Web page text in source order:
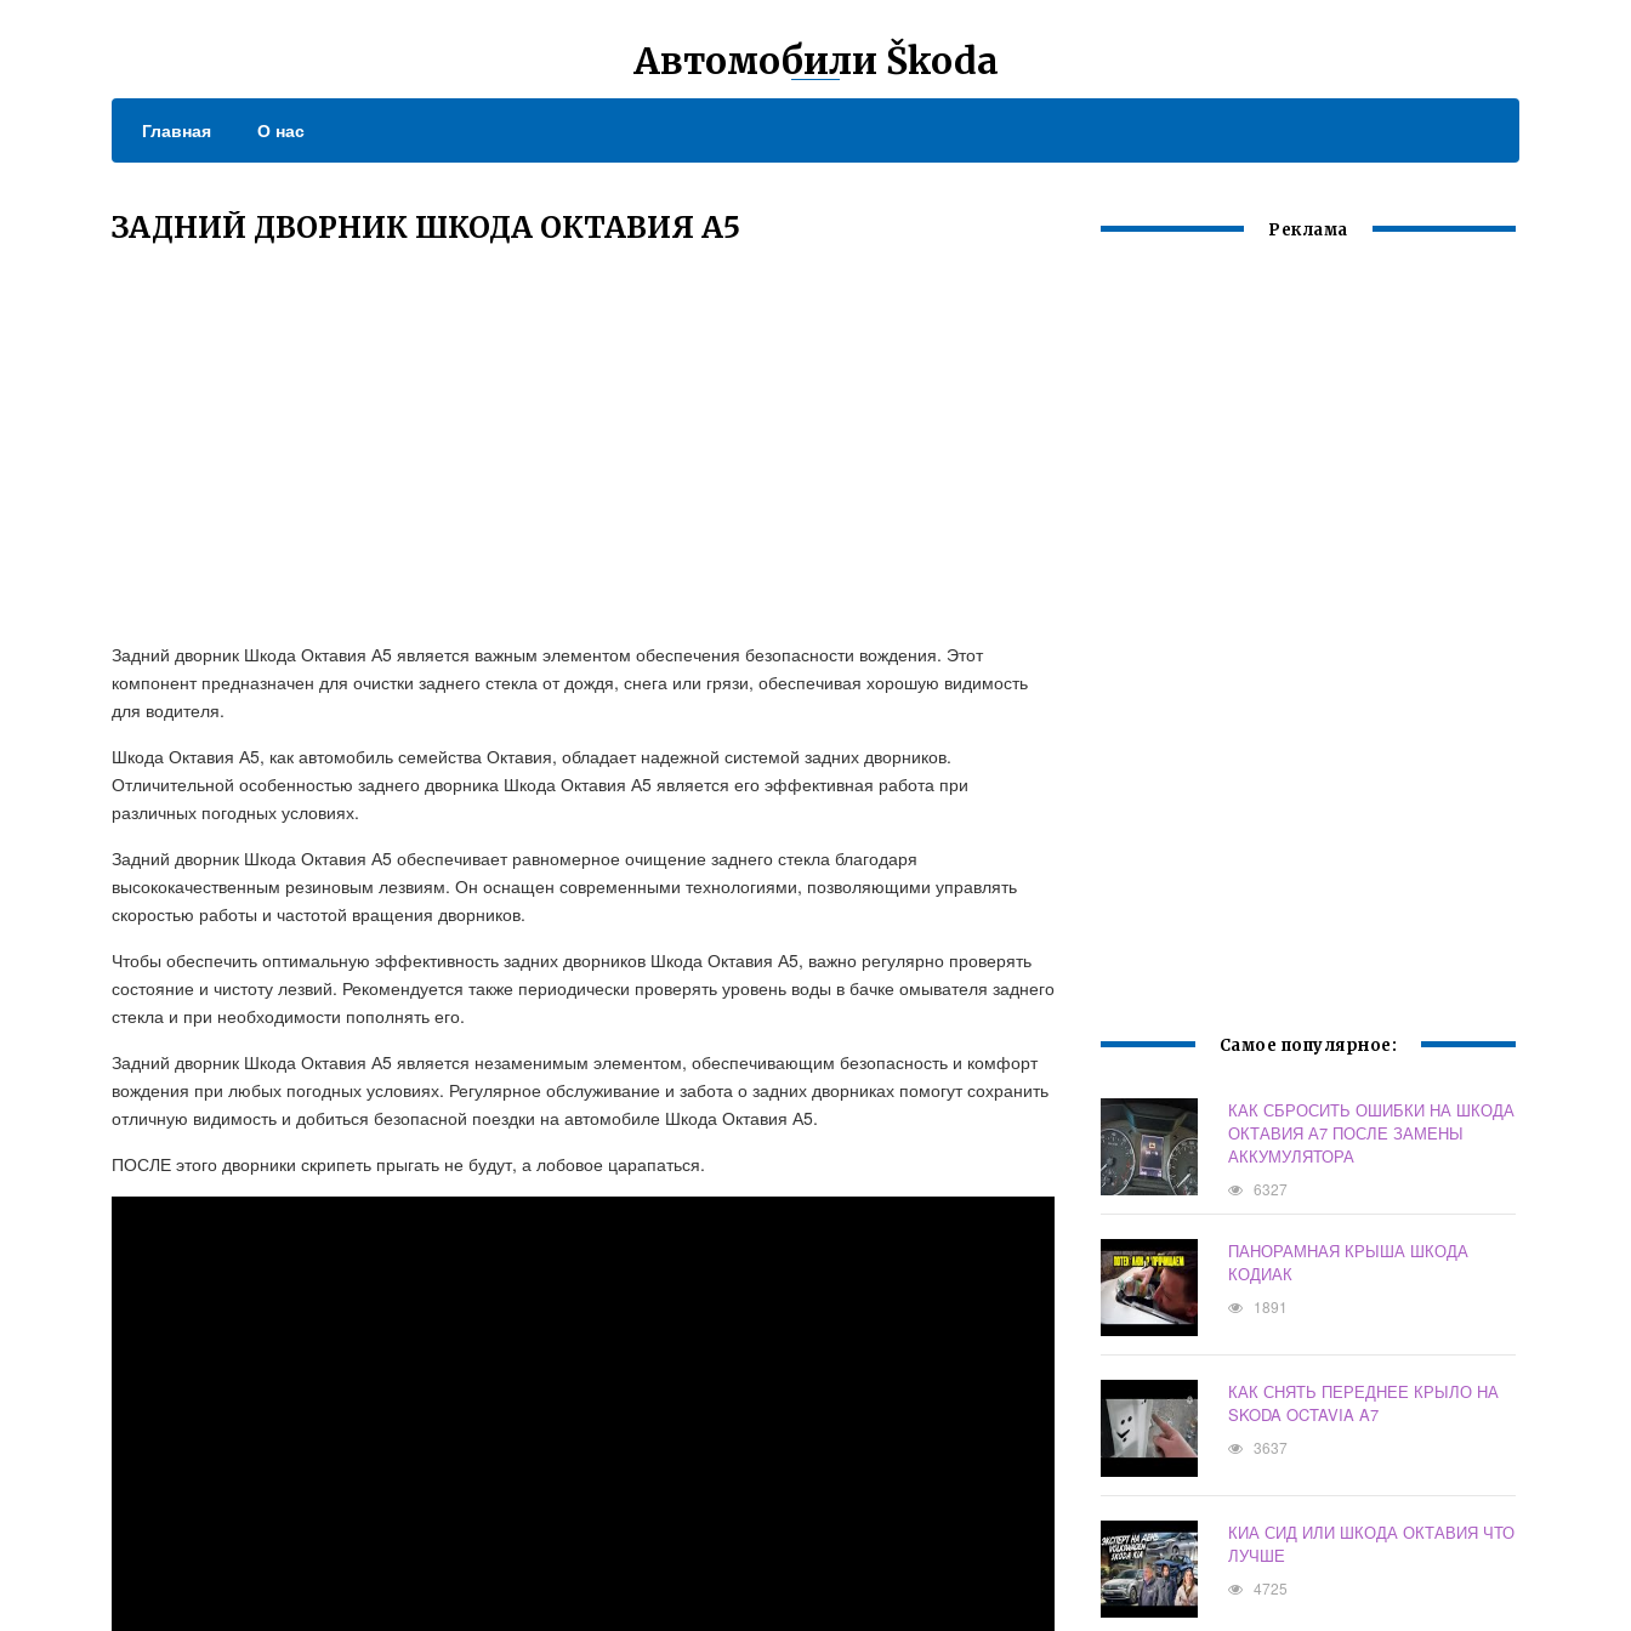
Автомобили Škoda
Главная О нас
ЗАДНИЙ ДВОРНИК ШКОДА ОКТАВИЯ А5
Задний дворник Шкода Октавия А5 является важным элементом обеспечения безопасности вождения. Этот
компонент предназначен для очистки заднего стекла от дождя, снега или грязи, обеспечивая хорошую видимость
для водителя.
Шкода Октавия А5, как автомобиль семейства Октавия, обладает надежной системой задних дворников.
Отличительной особенностью заднего дворника Шкода Октавия А5 является его эффективная работа при
различных погодных условиях.
Задний дворник Шкода Октавия А5 обеспечивает равномерное очищение заднего стекла благодаря
высококачественным резиновым лезвиям. Он оснащен современными технологиями, позволяющими управлять
скоростью работы и частотой вращения дворников.
Чтобы обеспечить оптимальную эффективность задних дворников Шкода Октавия А5, важно регулярно проверять
состояние и чистоту лезвий. Рекомендуется также периодически проверять уровень воды в бачке омывателя заднего
стекла и при необходимости пополнять его.
Задний дворник Шкода Октавия А5 является незаменимым элементом, обеспечивающим безопасность и комфорт
вождения при любых погодных условиях. Регулярное обслуживание и забота о задних дворниках помогут сохранить
отличную видимость и добиться безопасной поездки на автомобиле Шкода Октавия А5.
ПОСЛЕ этого дворники скрипеть прыгать не будут, а лобовое царапаться.
Реклама
Самое популярное:
КАК СБРОСИТЬ ОШИБКИ НА ШКОДА
ОКТАВИЯ А7 ПОСЛЕ ЗАМЕНЫ
АККУМУЛЯТОРА
6327
ПАНОРАМНАЯ КРЫША ШКОДА
КОДИАК
1891
КАК СНЯТЬ ПЕРЕДНЕЕ КРЫЛО НА
SKODA OCTAVIA A7
3637
КИА СИД ИЛИ ШКОДА ОКТАВИЯ ЧТО
ЛУЧШЕ
4725